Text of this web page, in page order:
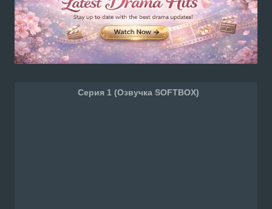
Серия 1 (Озвучка SOFTBOX)